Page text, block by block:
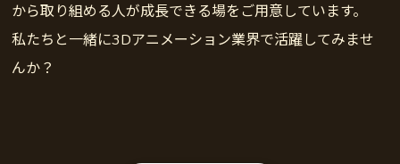
から取り組める人が成長できる場をご用意しています。
私たちと一緒に3Dアニメーション業界で活躍してみませ
んか？